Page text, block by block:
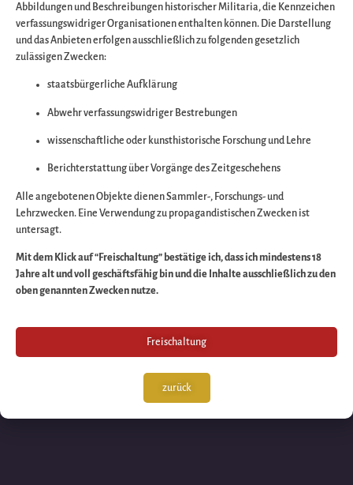
Entschuldigen Sie
bitte die
Wir arbeiten an
großartigen Sache
schauen Sie bald
wieder vorbei!
Abbildungen und Beschreibungen historischer Militaria, die Kennzeichen
verfassungswidriger Organisationen enthalten können. Die Darstellung
und das Anbieten erfolgen ausschließlich zu folgenden gesetzlich
zulässigen Zwecken:
staatsbürgerliche Aufklärung
Abwehr verfassungswidriger Bestrebungen
wissenschaftliche oder kunsthistorische Forschung und Lehre
Berichterstattung über Vorgänge des Zeitgeschehens
Alle angebotenen Objekte dienen Sammler-, Forschungs- und
Lehrzwecken. Eine Verwendung zu propagandistischen Zwecken ist
untersagt.
Mit dem Klick auf “Freischaltung” bestätige ich, dass ich mindestens 18
Jahre alt und voll geschäftsfähig bin und die Inhalte ausschließlich zu den
oben genannten Zwecken nutze.
Freischaltung
zurück